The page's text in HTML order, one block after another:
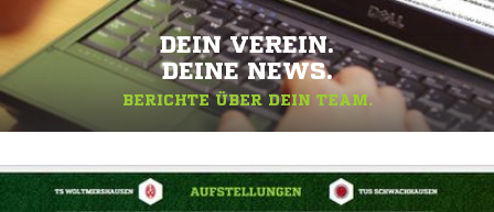
DEIN VEREIN.
DEINE NEWS.
BERICHTE ÜBER DEIN TEAM.